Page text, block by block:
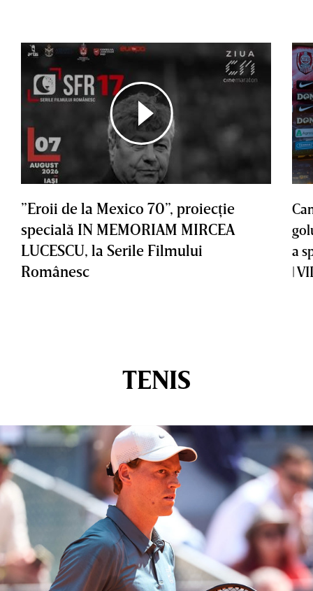
”Eroii de la Mexico 70”, proiecţie
specială IN MEMORIAM MIRCEA
LUCESCU, la Serile Filmului
Românesc
a
|
TENIS